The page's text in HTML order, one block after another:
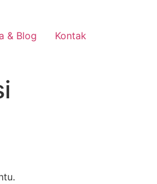
& Blog Kontak